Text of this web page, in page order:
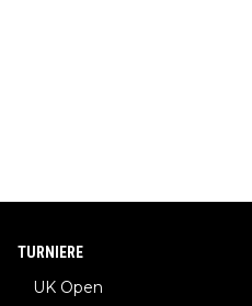
TURNIERE
UK Open